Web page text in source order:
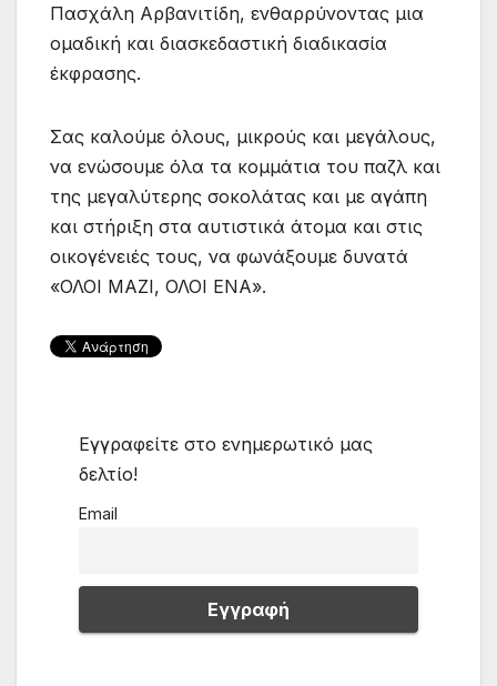
Πασχάλη Αρβανιτίδη, ενθαρρύνοντας μια
ομαδική και διασκεδαστική διαδικασία
έκφρασης.
Σας καλούμε όλους, μικρούς και μεγάλους,
να ενώσουμε όλα τα κομμάτια του παζλ και
της μεγαλύτερης σοκολάτας και με αγάπη
και στήριξη στα αυτιστικά άτομα και στις
οικογένειές τους, να φωνάξουμε δυνατά
«ΟΛΟΙ ΜΑΖΙ, ΟΛΟΙ ΕΝΑ».
Εγγραφείτε στο ενημερωτικό μας
δελτίο!
Email